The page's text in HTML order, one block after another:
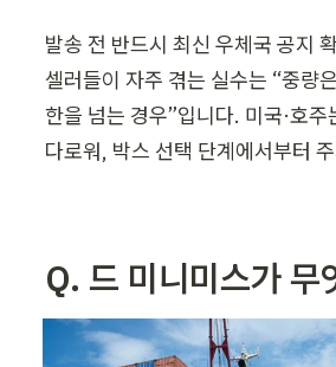
발송 전 반드시 최신 우체국 공지
셀러들이 자주 겪는 실수는 “중량
한을 넘는 경우”입니다. 미국·호
다로워, 박스 선택 단계에서부터
Q. 드 미니미스가 무